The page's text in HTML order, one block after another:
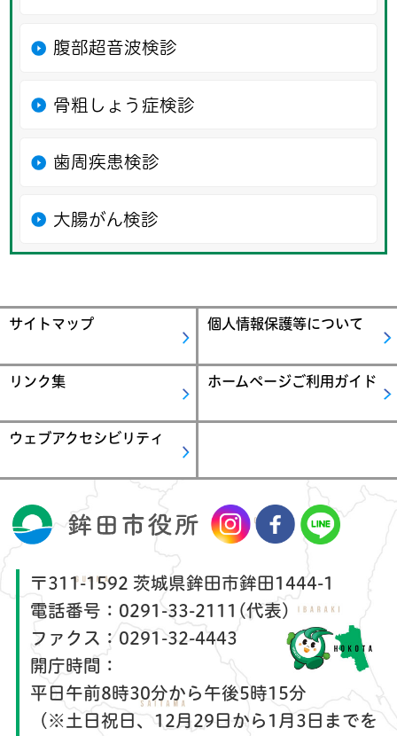
腹部超音波検診
骨粗しょう症検診
歯周疾患検診
大腸がん検診
サイトマップ 個人情報保護等について
リンク集 ホームページご利用ガイド
ウェブアクセシビリティ
〒311-1592 茨城県鉾田市鉾田1444-1
電話番号： 0291-33-2111(代表)
ファクス： 0291-32-4443
開庁時間：
平日午前8時30分から午後5時15分
（※土日祝日、12月29日から1月3日までを